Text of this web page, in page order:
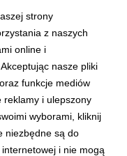
strony
z naszych
online i
nasze pliki
funkcje mediów
reklamy i ulepszony
wyborami, kliknij
niezbędne są do
i nie mogą